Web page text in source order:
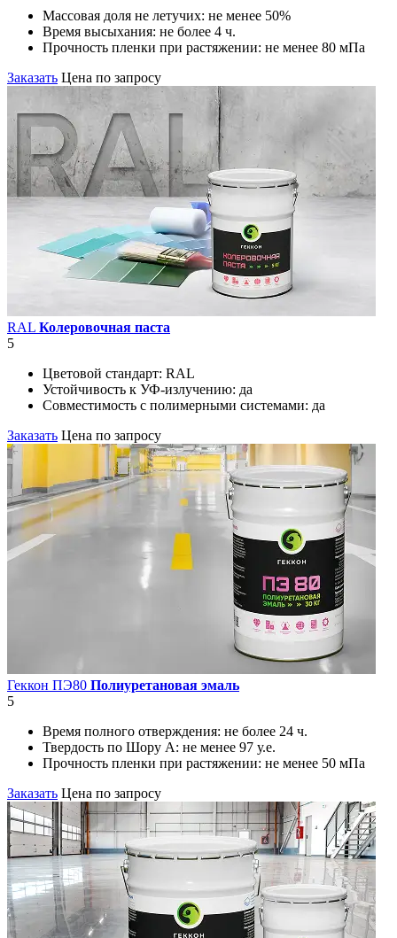
Массовая доля не летучих: не менее 50%
Время высыхания: не более 4 ч.
Прочность пленки при растяжении: не менее 80 мПа
Заказать Цена по запросу
RAL Колеровочная паста
5
Цветовой стандарт: RAL
Устойчивость к УФ-излучению: да
Совместимость с полимерными системами: да
Заказать Цена по запросу
Геккон ПЭ80 Полиуретановая эмаль
5
Время полного отверждения: не более 24 ч.
Твердость по Шору А: не менее 97 у.е.
Прочность пленки при растяжении: не менее 50 мПа
Заказать Цена по запросу